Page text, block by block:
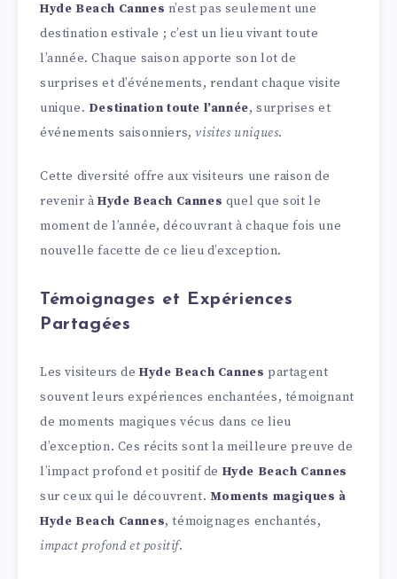
Hyde Beach Cannes n’est pas seulement une
destination estivale ; c’est un lieu vivant toute
l’année. Chaque saison apporte son lot de
surprises et d’événements, rendant chaque visite
unique. Destination toute l’année, surprises et
événements saisonniers,visites uniques.
Cette diversité offre aux visiteurs une raison de
revenir à Hyde Beach Cannes quel que soit le
moment de l’année, découvrant à chaque fois une
nouvelle facette de ce lieu d’exception.
Témoignages et Expériences
Partagées
Les visiteurs deHyde Beach Cannes partagent
souvent leurs expériences enchantées, témoignant
de moments magiques vécus dans ce lieu
d’exception. Ces récits sont la meilleure preuve de
l’impact profond et positif de Hyde Beach Cannes
sur ceux qui le découvrent. Moments magiques à
Hyde Beach Cannes, témoignages enchantés,
impact profond et positif.